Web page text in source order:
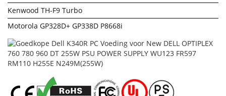
Kenwood TH-F9 Turbo
Motorola GP328D+ GP338D P8668i